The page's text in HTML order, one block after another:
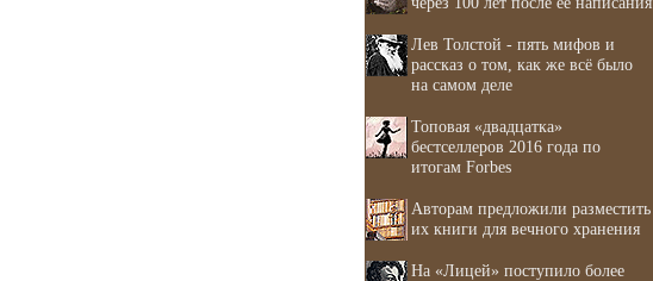
Лев Толстой - пять мифов и
рассказ о том, как же всё было
на самом деле
Топовая «двадцатка»
бестселлеров 2016 года по
итогам Forbes
Авторам предложили разместить
их книги для вечного хранения
На «Лицей» поступило более